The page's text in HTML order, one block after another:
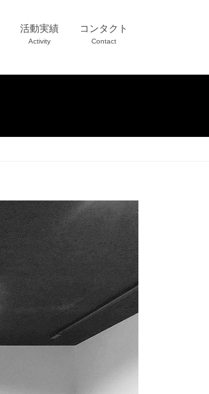
活動実績
Activity
コンタクト
Contact